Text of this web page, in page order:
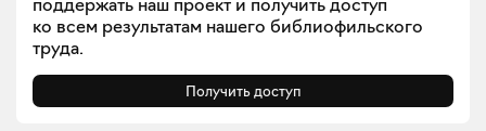
поддержать наш проект и получить доступ
ко всем результатам нашего библиофильского
труда.
Получить доступ